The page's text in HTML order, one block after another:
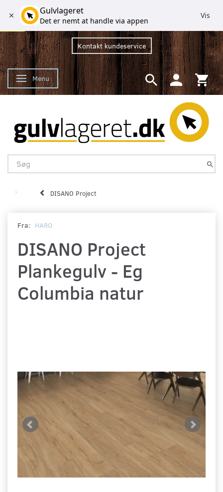
Kontakt kundeservice
Skifte navigation
Menu
DISANO Project
Fra: HARO
DISANO Project
Plankegulv - Eg
Columbia natur
Gulvlageret
Det er nemt at handle via appen
Vis